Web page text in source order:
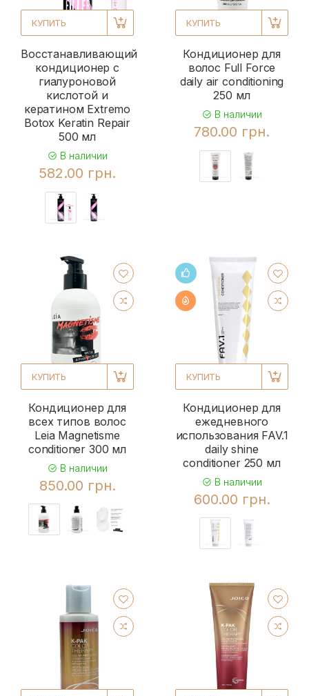
КУПИТЬ
Восстанавливающий
кондиционер с
гиалуроновой
кислотой и
кератином Extremo
Botox Keratin Repair
500 мл
В наличии
582.00 грн.
КУПИТЬ
Кондиционер для
волос Full Force
daily air conditioning
250 мл
В наличии
780.00 грн.
КУПИТЬ
Кондиционер для
всех типов волос
Leia Magnetisme
conditioner 300 мл
В наличии
850.00 грн.
КУПИТЬ
Кондиционер для
ежедневного
использования FAV.1
daily shine
conditioner 250 мл
В наличии
600.00 грн.